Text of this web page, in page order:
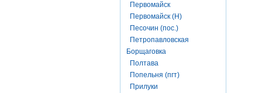
Первомайск
Первомайск (Н)
Песочин (пос.)
Петропавловская
Борщаговка
Полтава
Попельня (пгт)
Прилуки